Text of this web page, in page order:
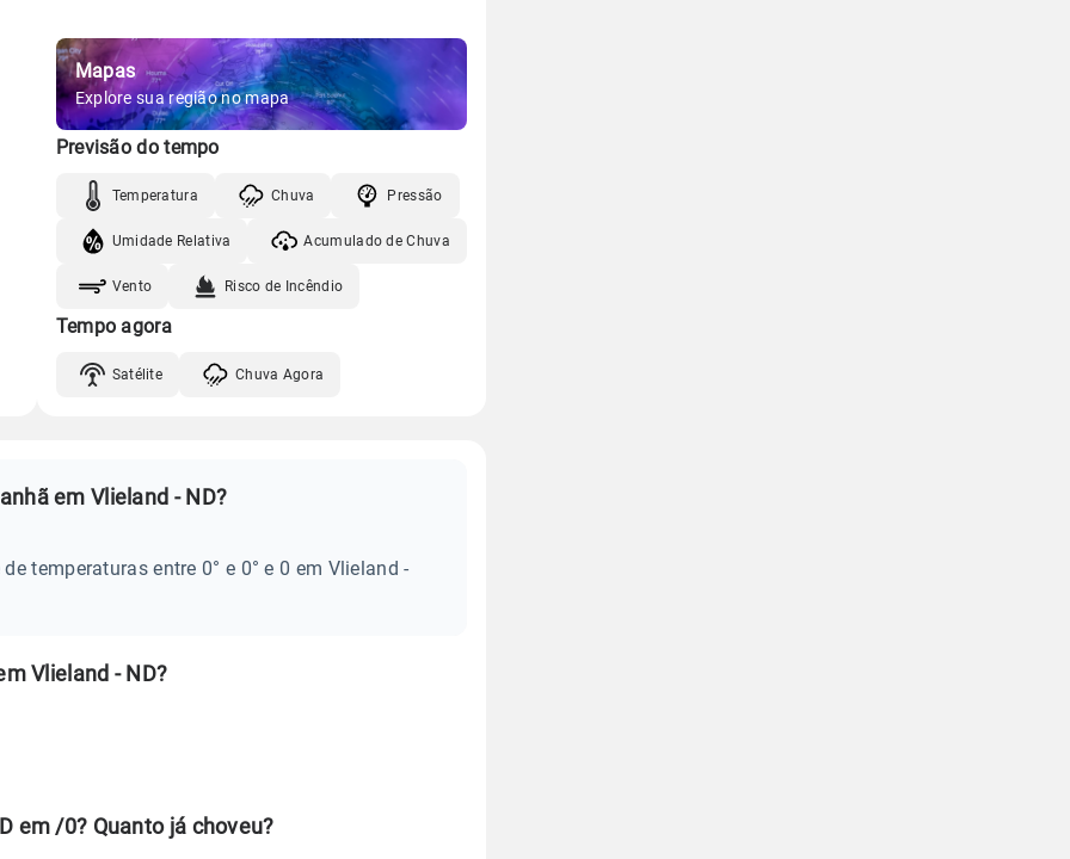
Mapas
Explore sua região no mapa
Previsão do tempo
Temperatura Chuva Pressão
Umidade Relativa Acumulado de Chuva
Vento Risco de Incêndio
Tempo agora
Satélite Chuva Agora
em Vlieland - ND?
temperaturas entre 0° e 0° e 0 em Vlieland -
Vlieland - ND?
em /0? Quanto já choveu?